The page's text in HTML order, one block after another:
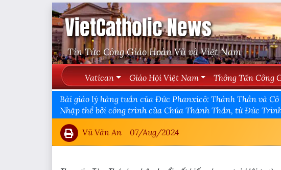
VietCatholic News
Tin Tức Công Giáo Hoàn Vũ và Việt Nam
Vatican Giáo Hội Việt Nam Thông Tấn Công
Bài giáo lý hàng tuần của Đức Phanxicô: Thánh Thần và
Nhập thể bởi công trình của Chúa Thánh Thần, từ Đức
Vũ Văn An 07/Aug/2024